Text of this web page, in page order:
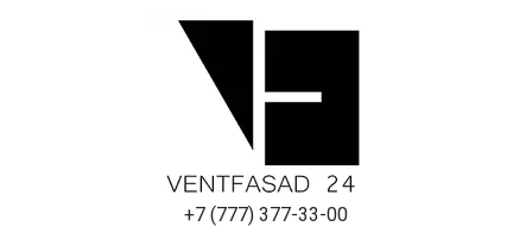
+7 (777) 377-33-00